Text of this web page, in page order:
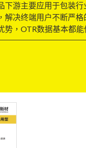
下游主要应用于包装
解决终端用户不断严
势，OTR数据基本都